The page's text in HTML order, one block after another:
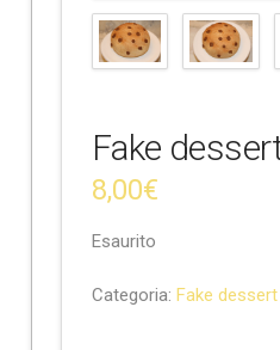
e
Fake
8,00€
Esaurito
Categoria: Fake dessert